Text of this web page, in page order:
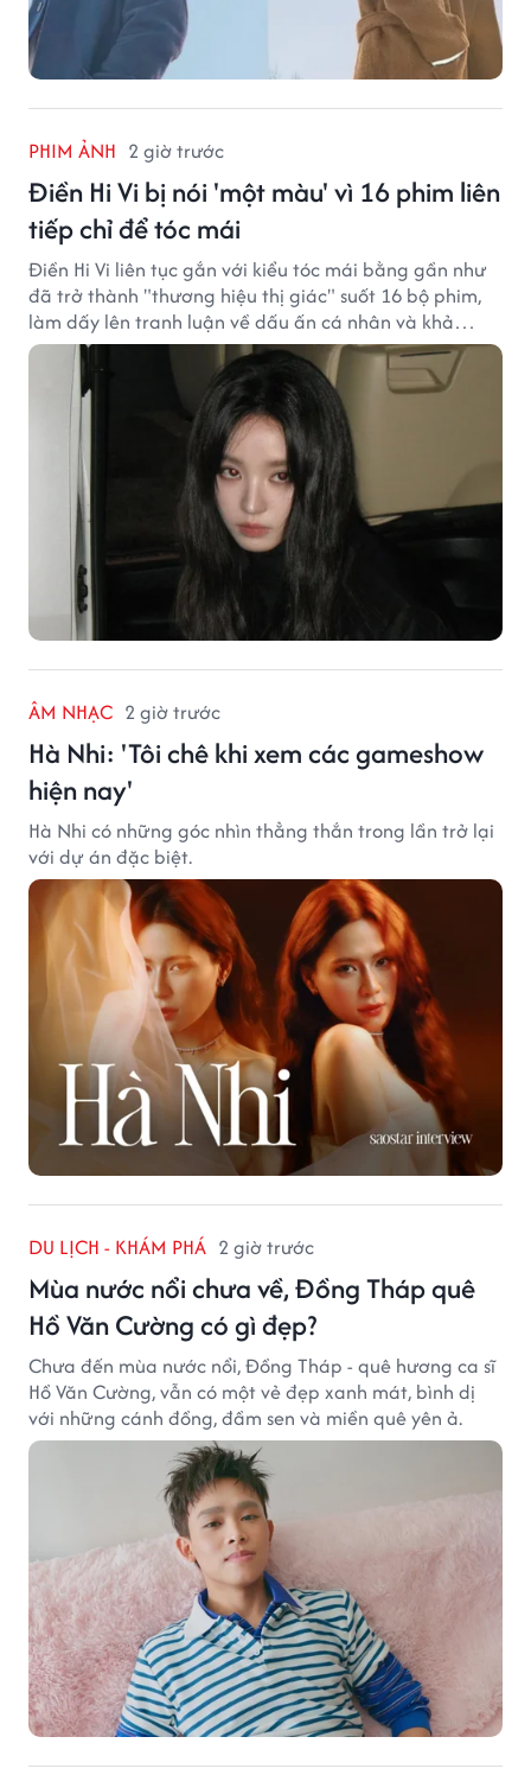
PHIM ẢNH 2 giờ trước
Điền Hi Vi bị nói 'một màu' vì 16 phim liên
tiếp chỉ để tóc mái
Điền Hi Vi liên tục gắn với kiểu tóc mái bằng gần như
đã trở thành "thương hiệu thị giác" suốt 16 bộ phim,
làm dấy lên tranh luận về dấu ấn cá nhân và khả
năng biến hóa trên màn ảnh.
ÂM NHẠC 2 giờ trước
Hà Nhi: 'Tôi chê khi xem các gameshow
hiện nay'
Hà Nhi có những góc nhìn thẳng thắn trong lần trở lại
với dự án đặc biệt.
DU LỊCH - KHÁM PHÁ 2 giờ trước
Mùa nước nổi chưa về, Đồng Tháp quê
Hồ Văn Cường có gì đẹp?
Chưa đến mùa nước nổi, Đồng Tháp - quê hương ca sĩ
Hồ Văn Cường, vẫn có một vẻ đẹp xanh mát, bình dị
với những cánh đồng, đầm sen và miền quê yên ả.